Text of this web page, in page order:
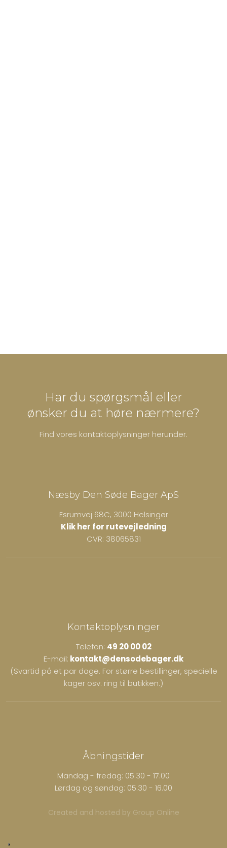
Har du spørgsmål eller
​ønsker du at høre nærmere?
Find vores kontaktoplysninger herunder.
Næsby Den Søde Bager ApS
Esrumvej 68C, 3000 Helsingør
Klik her for rutevejledning
CVR: 38065831
Kontaktoplysninger
Telefon: 49 20 00 02
E-mail: kontakt@densodebager.dk
(Svartid på et par dage. For større bestillinger, specielle
kager osv. ring til butikken.)
Åbningstider
Mandag - fredag: 05.30 - 17.00
Lørdag og søndag: 05.30 - 16.00
Created and hosted by Group Online